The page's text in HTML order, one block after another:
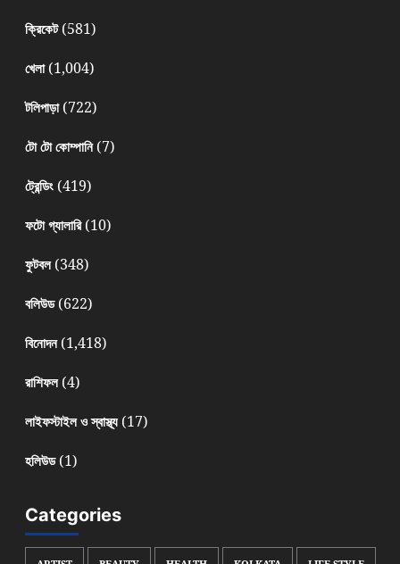
ক্রিকেট(581)
খেলা(1,004)
টলিপাড়া(722)
টো টো কোম্পানি(7)
ট্রেন্ডিং(419)
ফটো গ্যালারি(10)
ফুটবল(348)
বলিউড(622)
বিনোদন(1,418)
রাশিফল(4)
লাইফস্টাইল ও স্বাস্থ্য(17)
হলিউড(1)
Categories